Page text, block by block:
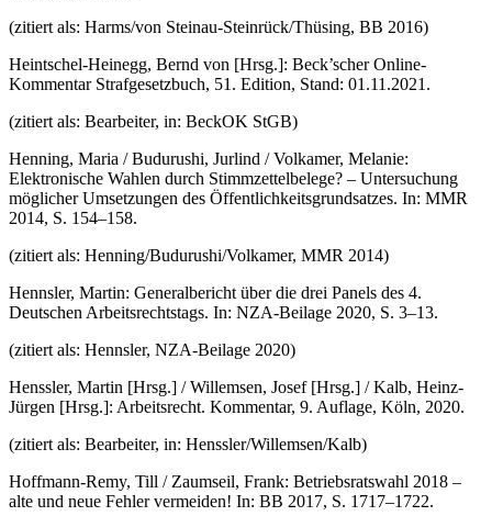
(zitiert als: Harms/von Steinau-Steinrück/Thüsing, BB 2016)
Heintschel-Heinegg, Bernd von [Hrsg.]: Beck’scher Online-
Kommentar Strafgesetzbuch, 51. Edition, Stand: 01.11.2021.
(zitiert als: Bearbeiter, in: BeckOK StGB)
Henning, Maria / Budurushi, Jurlind / Volkamer, Melanie:
Elektronische Wahlen durch Stimmzettelbelege? – Untersuchung
möglicher Umsetzungen des Öffentlichkeitsgrundsatzes. In: MMR
2014, S. 154–158.
(zitiert als: Henning/Budurushi/Volkamer, MMR 2014)
Hennsler, Martin: Generalbericht über die drei Panels des 4.
Deutschen Arbeitsrechtstags. In: NZA-Beilage 2020, S. 3–13.
(zitiert als: Hennsler, NZA-Beilage 2020)
Henssler, Martin [Hrsg.] / Willemsen, Josef [Hrsg.] / Kalb, Heinz-
Jürgen [Hrsg.]: Arbeitsrecht. Kommentar, 9. Auflage, Köln, 2020.
(zitiert als: Bearbeiter, in: Henssler/Willemsen/Kalb)
Hoffmann-Remy, Till / Zaumseil, Frank: Betriebsratswahl 2018 –
alte und neue Fehler vermeiden! In: BB 2017, S. 1717–1722.